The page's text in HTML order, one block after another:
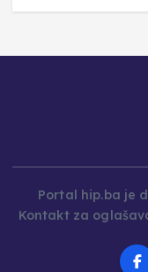
Portal hip.ba je
Kontakt za